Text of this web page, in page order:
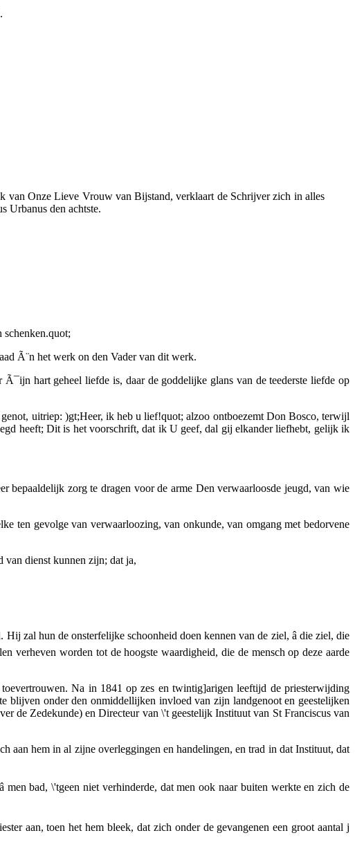
van Onze Lieve Vrouw van Bijstand, verklaart de Schrijver zich in alles
Urbanus den achtste.
schenken.quot;
Ã¨n het werk on den Vader van dit werk.
hart geheel liefde is, daar de goddelijke glans van de teederste liefde op
uitriep: )gt;Heer, ik heb u lief!quot; alzoo ontboezemt Don Bosco, terwijl
heeft; Dit is het voorschrift, dat ik U geef, dal gij elkander liefhebt, gelijk ik
bepaaldelijk zorg te dragen voor de arme Den verwaarloosde jeugd, van wie
ten gevolge van verwaarloozing, van onkunde, van omgang met bedorvene
van dienst kunnen zijn; dat ja,
zal hun de onsterfelijke schoonheid doen kennen van de ziel, â die ziel, die
verheven worden tot de hoogste waardigheid, die de mensch op deze aarde
Na in 1841 op zes en twintig]arigen leeftijd de priesterwijding
blijven onder den onmiddellijken invloed van zijn landgenoot en geestelijken
de Zedekunde) en Directeur van \'t geestelijk Instituut van St Franciscus van
aan hem in al zijne overleggingen en handelingen, en trad in dat Instituut, dat
bad, \'tgeen niet verhinderde, dat men ook naar buiten werkte en zich de
aan, toen het hem bleek, dat zich onder de gevangenen een groot aantal j